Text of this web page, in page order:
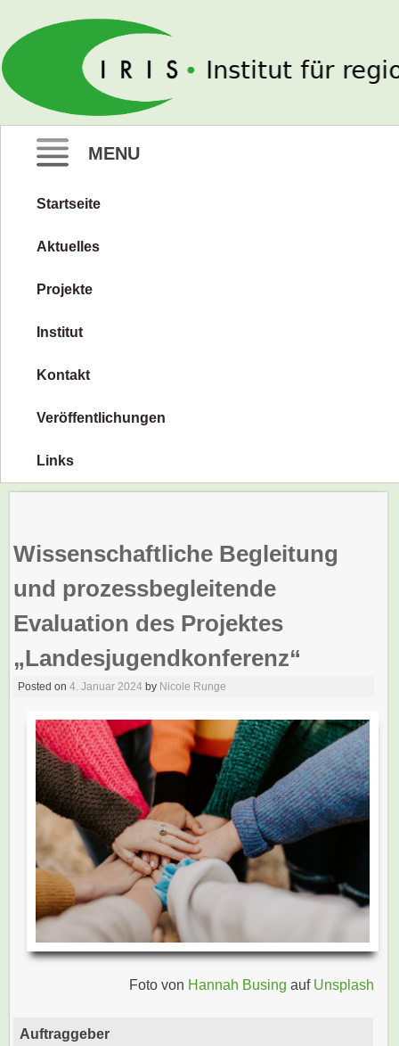
IRIS e. V.
MENU
Zum
springen
Startseite
Aktuelles
Projekte
Institut
Kontakt
Veröffentlichungen
Links
Wissenschaftliche Begleitung
und prozessbegleitende
Evaluation des Projektes
„Landesjugendkonferenz“
Posted on4. Januar 2024 by Nicole Runge
Foto von Hannah Busing auf Unsplash
Auftraggeber